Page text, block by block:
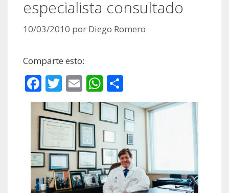
especialista consultado
10/03/2010 por Diego Romero
Comparte esto:
F
ac
e
b
o
o
k
T
w
itt
er
E
m
ai
l
W
h
at
s
A
p
p
o
m
p
ar
ti
r